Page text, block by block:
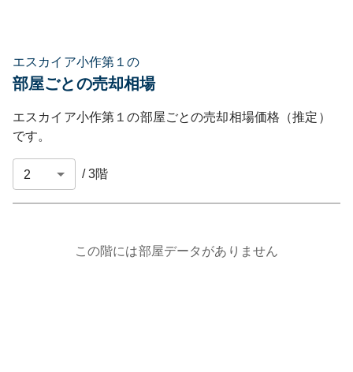
エスカイア小作第１の
部屋ごとの売却相場
エスカイア小作第１の部屋ごとの売却相場価格（推定）
です。
/3階
この階には部屋データがありません